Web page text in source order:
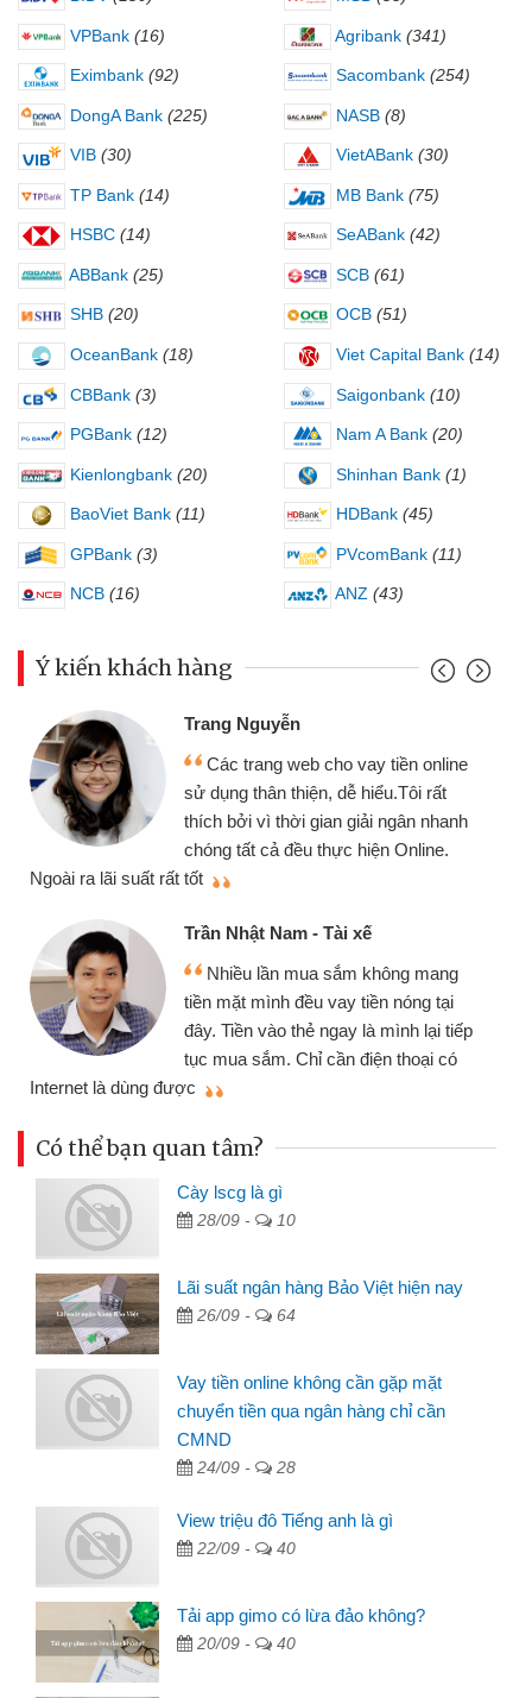
VPBank (16) Agribank (341)
Eximbank (92) Sacombank (254)
DongA Bank (225) NASB (8)
VIB (30) VietABank (30)
TP Bank (14) MB Bank (75)
HSBC (14) SeABank (42)
ABBank (25) SCB (61)
SHB (20) OCB (51)
OceanBank (18) Viet Capital Bank (14)
CBBank (3) Saigonbank (10)
PGBank (12) Nam A Bank (20)
Kienlongbank (20) Shinhan Bank (1)
BaoViet Bank (11) HDBank (45)
GPBank (3) PVcomBank (11)
NCB (16) ANZ (43)
Ý kiến khách hàng
trang web cho vay tiền online
thân thiện, dễ hiểu.Tôi rất
vì thời gian giải ngân nhanh
cả đều thực hiện Online.
Nam - Tài xế
lần mua sắm không mang
mình đều vay tiền nóng tại
vào thẻ ngay là mình lại tiếp
sắm. Chỉ cần điện thoại có
chiếc xe
nhiều lúc
đến website
đã giải
Có thể bạn quan tâm?
Cày lscg là gì
28/09 - 10
Lãi suất ngân hàng Bảo Việt hiện nay
26/09 - 64
Vay tiền online không cần gặp mặt
chuyển tiền qua ngân hàng chỉ cần
CMND
24/09 - 28
View triệu đô Tiếng anh là gì
22/09 - 40
Tải app gimo có lừa đảo không?
20/09 - 40